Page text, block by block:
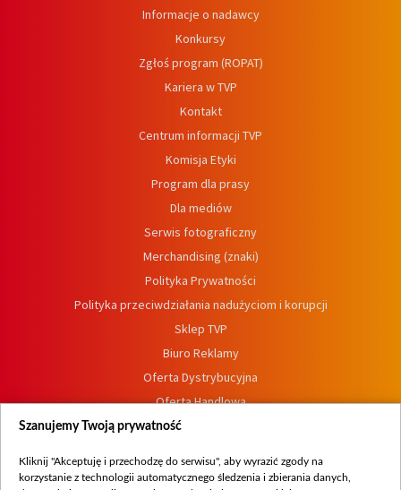
Informacje o nadawcy
Konkursy
Zgłoś program (ROPAT)
Kariera w TVP
Kontakt
Centrum informacji TVP
Komisja Etyki
Program dla prasy
Dla mediów
Serwis fotograficzny
Merchandising (znaki)
Polityka Prywatności
Polityka przeciwdziałania nadużyciom i korupcji
Sklep TVP
Biuro Reklamy
Oferta Dystrybucyjna
Oferta Handlowa
Dostępność
Procedura zgłoszeń wewnętrznych
Szanujemy Twoją prywatność
Kliknij "Akceptuję i przechodzę do serwisu", aby wyrazić zgody na
korzystanie z technologii automatycznego śledzenia i zbierania danych,